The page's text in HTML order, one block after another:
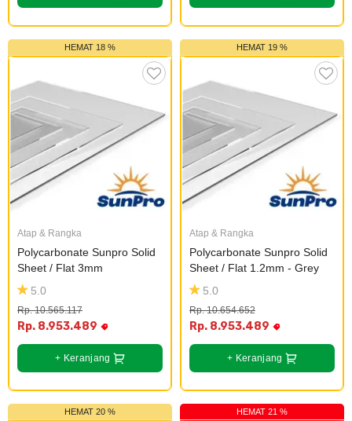
Konstruksi
Atap & Lantai
Cat dan Kimia
Saniter
HEMAT 18 %
Atap & Rangka
Polycarbonate Sunpro Solid
Sheet / Flat 3mm
5.0
Rp. 10.565.117
Rp. 8.953.489
+ Keranjang
HEMAT 19 %
Atap & Rangka
Polycarbonate Sunpro Solid
Sheet / Flat 1.2mm - Grey
5.0
Rp. 10.654.652
Rp. 8.953.489
+ Keranjang
HEMAT 20 % HEMAT 21 %